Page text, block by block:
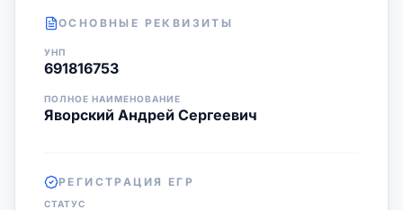
ОСНОВНЫЕ РЕКВИЗИТЫ
УНП
691816753
ПОЛНОЕ НАИМЕНОВАНИЕ
Яворский Андрей Сергеевич
РЕГИСТРАЦИЯ ЕГР
СТАТУС